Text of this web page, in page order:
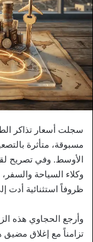
سجلت أسعار تذاكر
مسبوقة، متأثرة
الأوسط. وفي تصريح
وكلاء السياحة
ظروفاً استثنائية أدت
وأرجع الحجاوي هذه
تزامناً مع إغلاق مضيق